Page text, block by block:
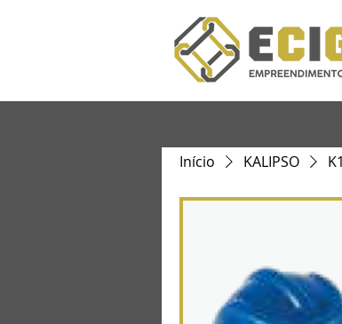
Início KALIPSO